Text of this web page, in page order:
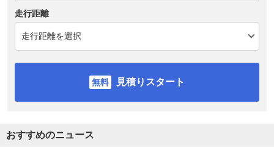
走行距離
見積りスタート
おすすめのニュース